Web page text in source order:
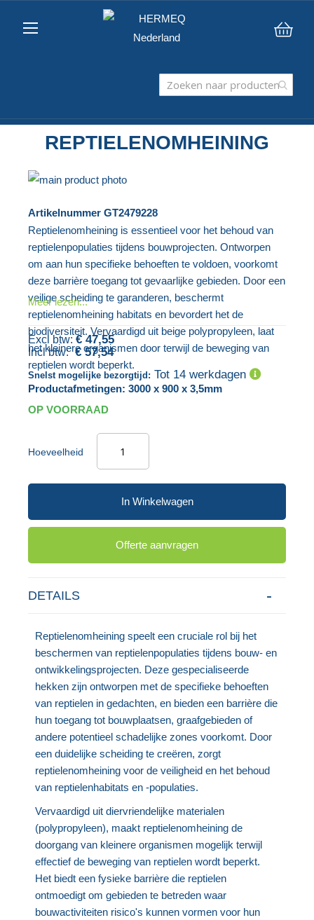
REPTIELENOMHEINING
Ga
het
einde
van
afbeeldingen-
gallerij
naar
het
begin
afbeeldingen-
gallerij
Artikelnummer GT2479228
Reptielenomheining is essentieel voor het behoud van
reptielenpopulaties tijdens bouwprojecten. Ontworpen
om aan hun specifieke behoeften te voldoen, voorkomt
deze barrière toegang tot gevaarlijke gebieden. Door een
veilige scheiding te garanderen, beschermt
reptielenomheining habitats en bevordert het de
biodiversiteit. Vervaardigd uit beige polypropyleen, laat
het kleinere organismen door terwijl de beweging van
reptielen wordt beperkt.
Productafmetingen: 3000 x 900 x 3,5mm
Meer lezen...
€ 47,55
€ 57,54
Snelst mogelijke bezorgtijd: Tot 14 werkdagen
OP VOORRAAD
Hoeveelheid
In Winkelwagen
Offerte aanvragen
DETAILS
Reptielenomheining speelt een cruciale rol bij het
beschermen van reptielenpopulaties tijdens bouw- en
ontwikkelingsprojecten. Deze gespecialiseerde
hekken zijn ontworpen met de specifieke behoeften
van reptielen in gedachten, en bieden een barrière die
hun toegang tot bouwplaatsen, graafgebieden of
andere potentieel schadelijke zones voorkomt. Door
een duidelijke scheiding te creëren, zorgt
reptielenomheining voor de veiligheid en het behoud
van reptielenhabitats en -populaties.
Vervaardigd uit diervriendelijke materialen
(polypropyleen), maakt reptielenomheining de
doorgang van kleinere organismen mogelijk terwijl
effectief de beweging van reptielen wordt beperkt.
Het biedt een fysieke barrière die reptielen
ontmoedigt om gebieden te betreden waar
bouwactiviteiten risico's kunnen vormen voor hun